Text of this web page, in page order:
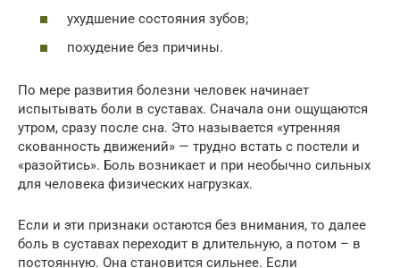
ухудшение состояния зубов;
похудение без причины.
По мере развития болезни человек начинает
испытывать боли в суставах. Сначала они ощущаются
утром, сразу после сна. Это называется «утренняя
скованность движений» — трудно встать с постели и
«разойтись». Боль возникает и при необычно сильных
для человека физических нагрузках.
Если и эти признаки остаются без внимания, то далее
боль в суставах переходит в длительную, а потом – в
постоянную. Она становится сильнее. Если